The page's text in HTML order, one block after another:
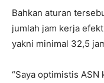
Bahkan aturan
jumlah jam kerja
yakni minimal 32,5
“Saya optimistis